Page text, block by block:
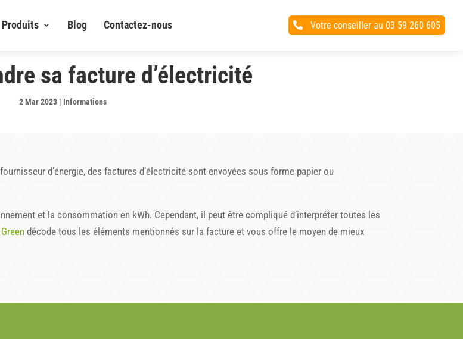
Produits Blog Contactez-nous  Votre conseiller au 03 59 260 605
sa facture d’électricité
2 Mar 2023| Informations
d’énergie, des factures d’électricité sont envoyées sous forme papier ou
et la consommation en kWh. Cependant, il peut être compliqué d’interpréter toutes les
décode tous les éléments mentionnés sur la facture et vous offre le moyen de mieux